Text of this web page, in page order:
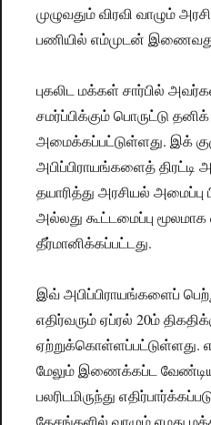
முழுவதும் விரவி வாழும்
பணியில் எம்முடன்
புகலிட மக்கள் சார்பில்
சமர்ப்பிக்கும் பொருட்டு தனிக்
அமைக்கப்பட்டுள்ளது. இக்
அபிப்பிராயங்களைத்
தயாரித்து அரசியல் அமைப்பு
அல்லது கூட்டமைப்பு
தீர்மானிக்கப்பட்டது.
இவ் அபிப்பிராயங்களைப்
எதிர்வரும் ஏப்ரல் 20ம்
மேலும் இணைக்கப்ட
பலரிடமிருந்து